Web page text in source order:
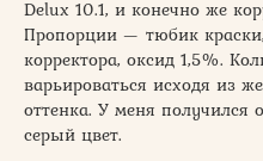
Delux 10.1, и конечно же
Пропорции — тюбик
корректора, оксид 1,5%.
варьироваться исходя из
оттенка. У меня
серый цвет.